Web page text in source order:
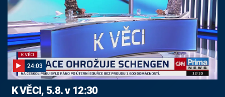
24:03
K VĚCI, 5.8. v 12:30